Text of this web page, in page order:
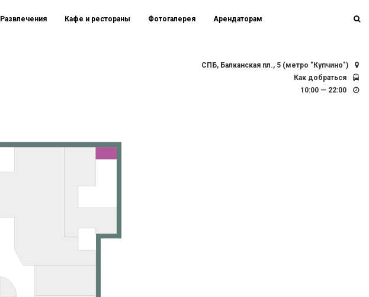
Развлечения Кафе и рестораны Фотогалерея Арендаторам
СПБ, Балканская пл., 5 (метро "Купчино")
Как добраться
10:00 — 22:00